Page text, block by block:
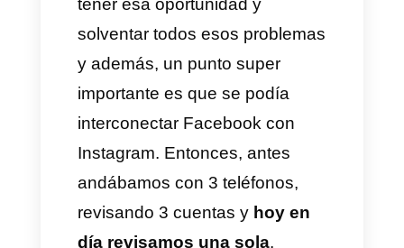
campaña, podemos tener todo
monitoreado y apoyar a las
recepcionistas en poder
contestar en forma y en el
momento adecuado.
implementar